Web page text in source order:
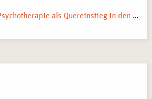
Heilpraktiker für Psychotherapie als Quereinstieg in den Heilberuf